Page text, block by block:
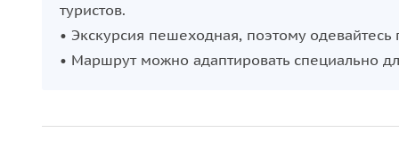
туристов.
• Экскурсия пешеходная, поэтому одевайтесь
• Маршрут можно адаптировать специально